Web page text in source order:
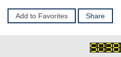
Add to Favorites Share